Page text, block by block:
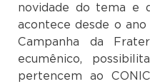
novidade do tema e
acontece desde o
Campanha da
ecumênico,
pertencem ao